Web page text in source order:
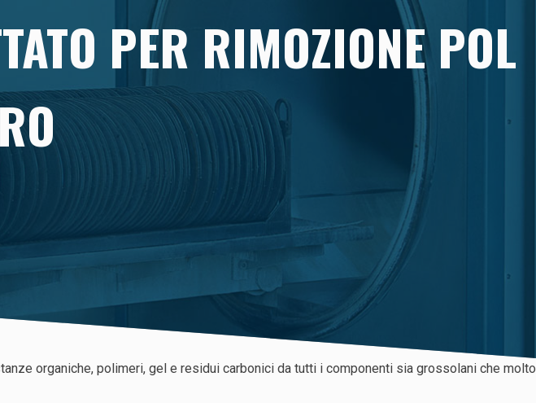
PER RIMOZIONE POL
organiche, polimeri, gel e residui carbonici da tutti i componenti sia grossolani che molto